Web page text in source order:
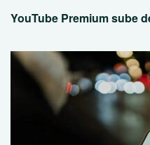
YouTube Premium sube